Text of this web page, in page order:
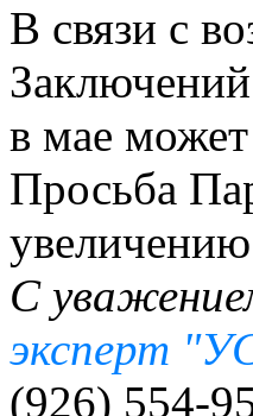
В связи с
в мае
Просьба
С
эксперт
(926) 554-